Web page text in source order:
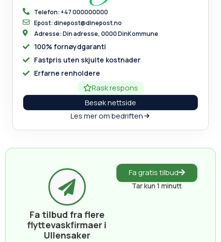
Telefon: +47 000000000
Epost: dinepost@dinepost.no
Adresse: Din adresse, 0000 DinKommune
100% fornøydgaranti
Fastpris uten skjulte kostnader
Erfarne renholdere
Rask respons
Besøk nettside
Les mer om bedriften
Fa tilbud fra flere
flyttevaskfirmaer i
Ullensaker
Fa gratis tilbud
Tar kun 1 minutt